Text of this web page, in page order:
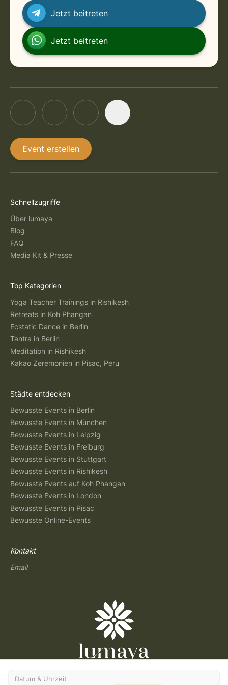
Datum & Uhrzeit
Thursday, September 3, 2026 at 5:00 PM in Freiburg
Thursday, September 10, 2026 at 5:00 PM in Freiburg
Jetzt beitreten
Jetzt beitreten
Event erstellen
Schnellzugriffe
Über lumaya
Blog
FAQ
Media Kit & Presse
Top Kategorien
Yoga Teacher Trainings in Rishikesh
Retreats in Koh Phangan
Ecstatic Dance in Berlin
Tantra in Berlin
Meditation in Rishikesh
Kakao Zeremonien in Pisac, Peru
Städte entdecken
Bewusste Events in Berlin
Bewusste Events in München
Bewusste Events in Leipzig
Bewusste Events in Freiburg
Bewusste Events in Stuttgart
Bewusste Events in Rishikesh
Bewusste Events auf Koh Phangan
Bewusste Events in London
Bewusste Events in Pisac
Bewusste Online-Events
Kontakt
Email